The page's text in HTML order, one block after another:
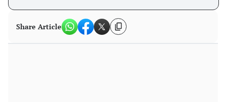
Share Article